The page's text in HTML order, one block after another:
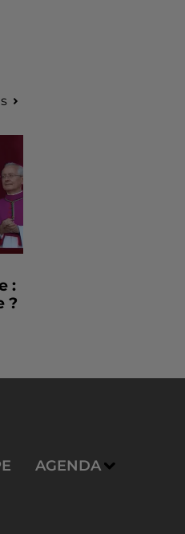
:
?
AGENDA